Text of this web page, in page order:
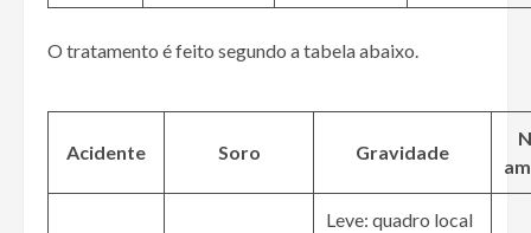
O tratamento é feito segundo a tabela abaixo.
Acidente Soro Gravidade
Leve: quadro local